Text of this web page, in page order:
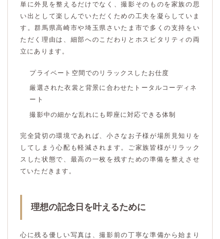
単に外見を整えるだけでなく、撮影そのものを家族の思
い出として楽しんでいただくための工夫を凝らしていま
す。群馬県高崎市や埼玉県さいたま市で多くの支持をい
ただく理由は、細部へのこだわりとホスピタリティの両
立にあります。
プライベート空間でのリラックスしたお仕度
厳選された衣裳と背景に合わせたトータルコーディネ
ート
撮影中の細かな乱れにも即座に対応できる体制
完全貸切の環境であれば、小さなお子様が場所見知りを
してしまう心配も軽減されます。ご家族皆様がリラック
スした状態で、最高の一枚を残すための準備を整えさせ
ていただきます。
理想の記念日を叶えるために
心に残る優しい写真は、撮影前の丁寧な準備から始まり